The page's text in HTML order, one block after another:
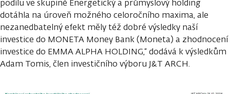
podílu ve skupině Energetický a průmyslový holding
dotáhla na úroveň možného celoročního maxima, ale
nezanedbatelný efekt měly též dobré výsledky naší
investice do MONETA Money Bank (Moneta) a zhodnocení
investice do EMMA ALPHA HOLDING,“ dodává k výsledkům
Adam Tomis, člen investičního výboru J&T ARCH.